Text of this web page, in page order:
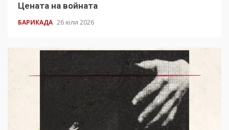
Цената на войната
БАРИКАДА 26 юли 2026